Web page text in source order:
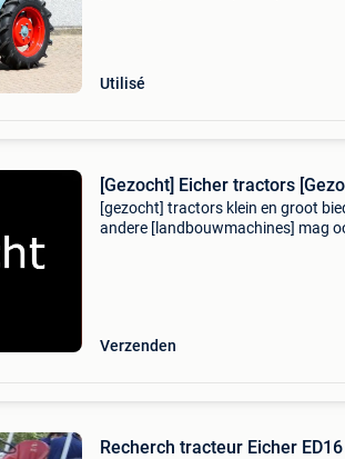
Utilisé
[Gezocht] Eicher tractors
[gezocht] tractors klein en groot
andere [landbouwmachines] mag
Verzenden
Recherch tracteur Eicher ED16